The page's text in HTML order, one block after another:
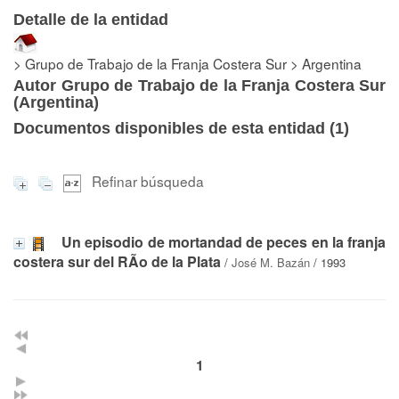
Detalle de la entidad
> Grupo de Trabajo de la Franja Costera Sur > Argentina
Autor Grupo de Trabajo de la Franja Costera Sur
(Argentina)
Documentos disponibles de esta entidad (1)
Refinar búsqueda
Un episodio de mortandad de peces en la franja
costera sur del RÃ­o de la Plata / José M. Bazán / 1993
1